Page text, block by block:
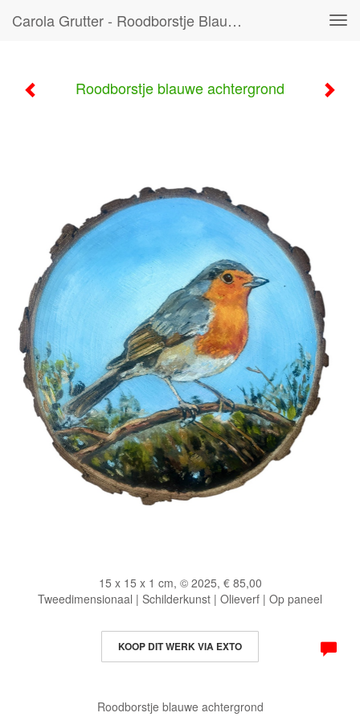
Carola Grutter - Roodborstje Blauwe Achtergrond
Roodborstje blauwe achtergrond
15 x 15 x 1 cm, © 2025, € 85,00
Tweedimensionaal | Schilderkunst | Olieverf | Op paneel
KOOP DIT WERK VIA EXTO
Roodborstje blauwe achtergrond